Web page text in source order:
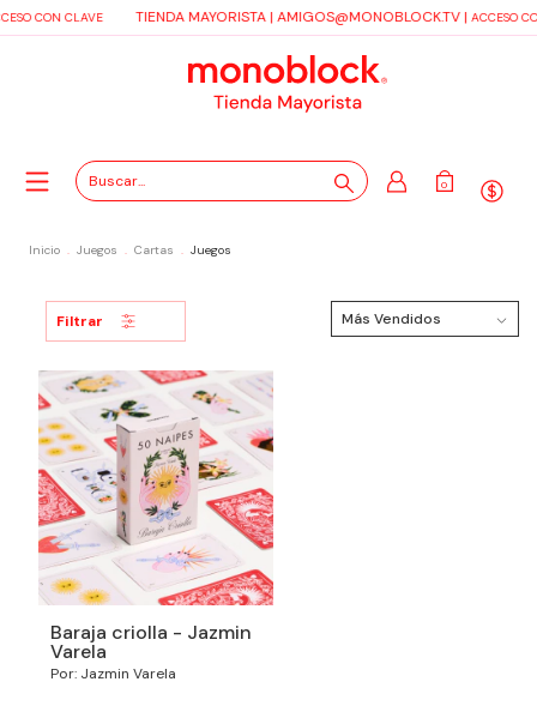
CON CLAVE TIENDA MAYORISTA |AMIGOS@MONOBLOCK.TV| ACCESO
0
Inicio . Juegos . Cartas . Juegos
Filtrar
Baraja criolla - Jazmin
Varela
Por: Jazmin Varela